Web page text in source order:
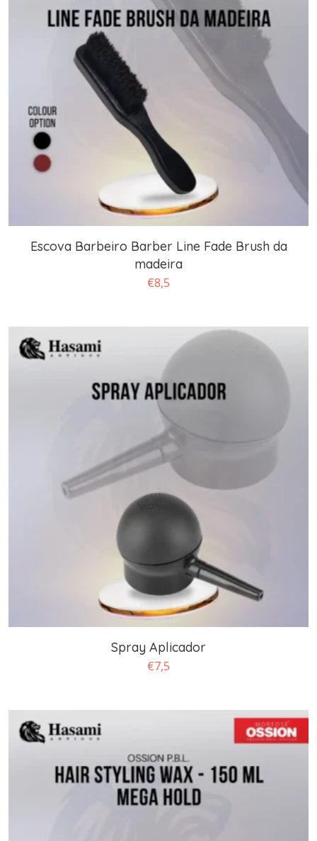
Escova Barbeiro Barber Line Fade Brush da
madeira
€8,5
Spray Aplicador
€7,5